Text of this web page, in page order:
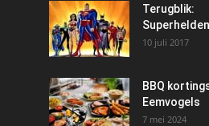
Terugblik:
10 juli 2017
BBQ
Eemvogels
7 mei 2024